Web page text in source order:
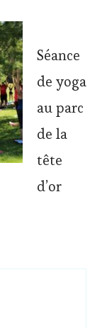
Séance
de yoga
au parc
de la
tête
d’or